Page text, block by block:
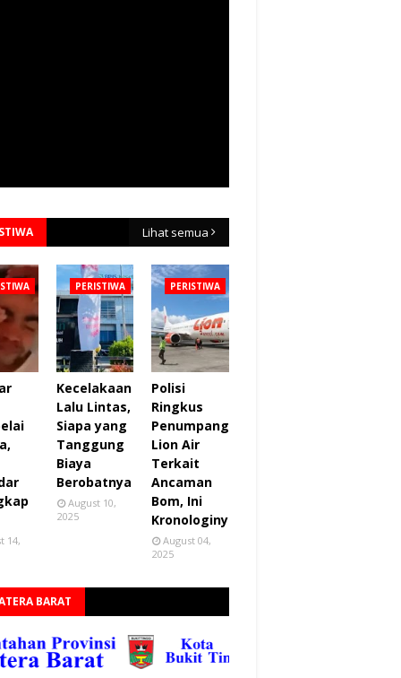
Lihat semua
14,
PERISTIWA
Kecelakaan
Lalu Lintas,
Siapa yang
Tanggung
Biaya
Berobatnya
August 10,
2025
PERISTIWA
Polisi
Ringkus
Penumpang
Lion Air
Terkait
Ancaman
Bom, Ini
Kronologinya
August 04,
2025
BARAT